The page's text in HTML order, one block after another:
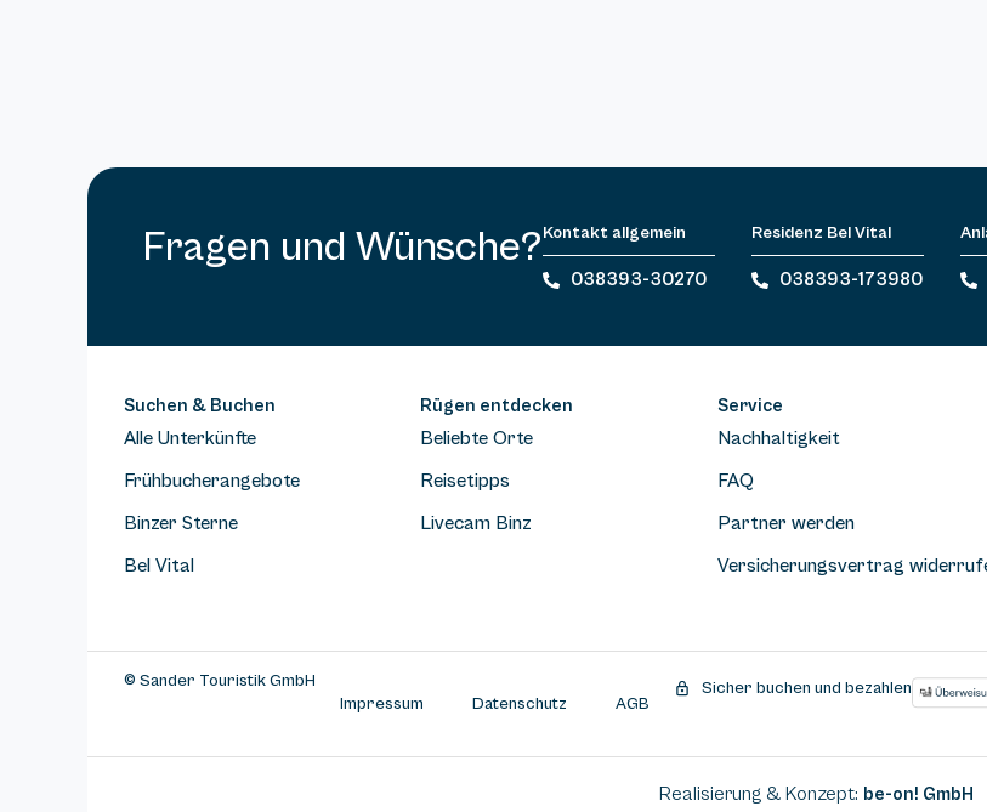
Fragen und Wünsche?Kontakt allgemein
038393-30270
Residenz Bel Vital
038393-173980
Suchen & Buchen
Alle Unterkünfte
Frühbucherangebote
Binzer Sterne
Bel Vital
Rügen entdecken
Beliebte Orte
Reisetipps
Livecam Binz
Service
Nachhaltigkeit
FAQ
Partner werden
Versicherungsvertrag
© Sander Touristik GmbH
Impressum
Datenschutz AGB
Sicher buchen und bezahlen
Realisierung & Konzept: be-on! GmbH